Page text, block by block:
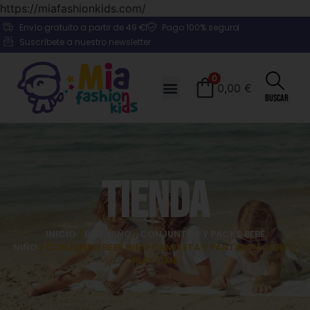
https://miafashionkids.com/
Envío gratuito a partir de 49 €
Pago 100% seguro
Suscríbete a nuestro newsletter
0
0,00 €
Buscar
Tienda
INICIO / BEBÉ NIÑO /
CONJUNTOS Y PACKS BEBÉ
/ CONJUNTO BEBE NIÑO CAMISETA Y PANTALON CORTO
PLAY TIME